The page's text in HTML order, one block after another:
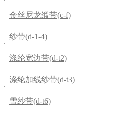
金丝尼龙缎带(c-f)
纱带(d-1-4)
涤纶宽边带(d-t2)
涤纶加线纱带(d-t3)
雪纱带(d-t6)